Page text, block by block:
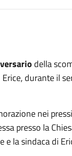
della
durante il
nei
presso la
la sindaca di